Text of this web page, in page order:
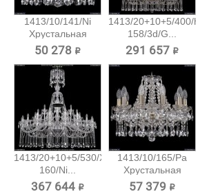
1413/10/141/Ni
Хрустальная
подвесная...
50 278 ₽
1413/20+10+5/400/h-
158/3d/G...
291 657 ₽
1413/20+10+5/530/XL-
160/Ni...
367 644 ₽
1413/10/165/Pa
Хрустальная
подвесная...
57 379 ₽